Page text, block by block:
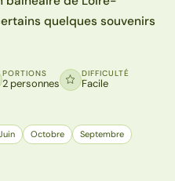
quelques souvenirs
PORTIONS
2 personnes
DIFFICULTÉ
Facile
Octobre Septembre